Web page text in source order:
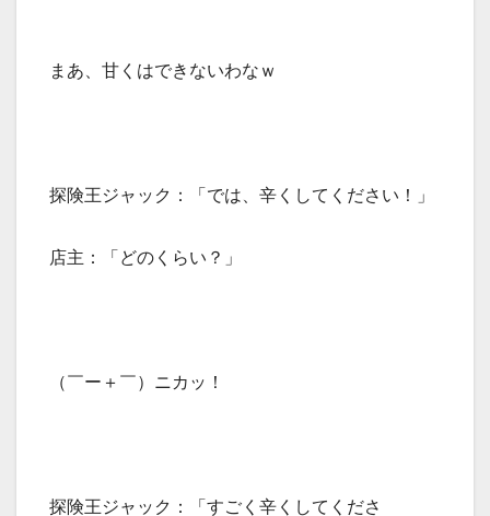
まあ、甘くはできないわなｗ
探険王ジャック：「では、辛くしてください！」
店主：「どのくらい？」
（￣ー＋￣）ニカッ！
探険王ジャック：「すごく辛くしてくださ